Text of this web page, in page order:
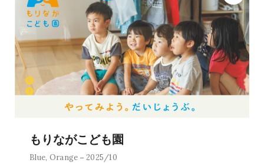
もりながこども園
Blue, Orange 2025/10